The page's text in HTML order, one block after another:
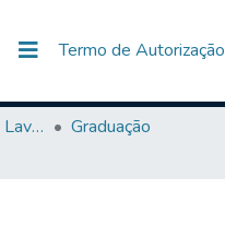
Termo de Autorização
Centro Universitário de Lavras-UNILAVRAS
Graduação